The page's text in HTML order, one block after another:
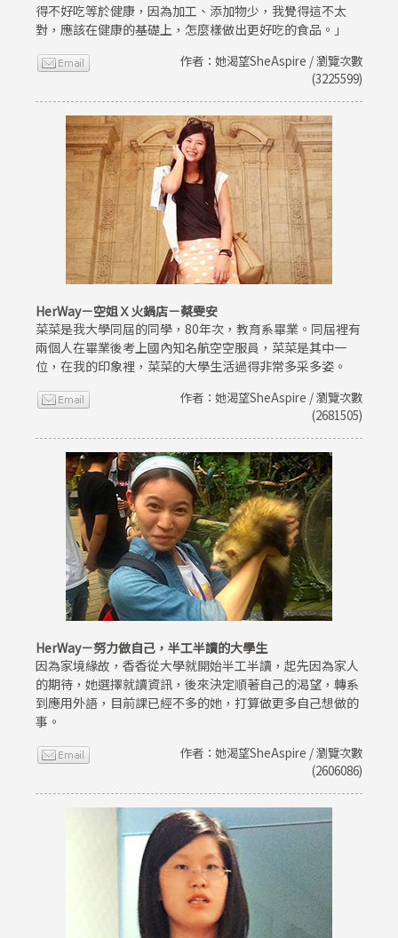
得不好吃等於健康，因為加工、添加物少，我覺得這不太
對，應該在健康的基礎上，怎麼樣做出更好吃的食品。」
作者：她渴望SheAspire / 瀏覽次數
(3225599)
HerWay－空姐Ｘ火鍋店－蔡雯安
菜菜是我大學同屆的同學，80年次，教育系畢業。同屆裡有
兩個人在畢業後考上國內知名航空空服員，菜菜是其中一
位，在我的印象裡，菜菜的大學生活過得非常多采多姿。
作者：她渴望SheAspire / 瀏覽次數
(2681505)
HerWay－努力做自己，半工半讀的大學生
因為家境緣故，香香從大學就開始半工半讀，起先因為家人
的期待，她選擇就讀資訊，後來決定順著自己的渴望，轉系
到應用外語，目前課已經不多的她，打算做更多自己想做的
事。
作者：她渴望SheAspire / 瀏覽次數
(2606086)